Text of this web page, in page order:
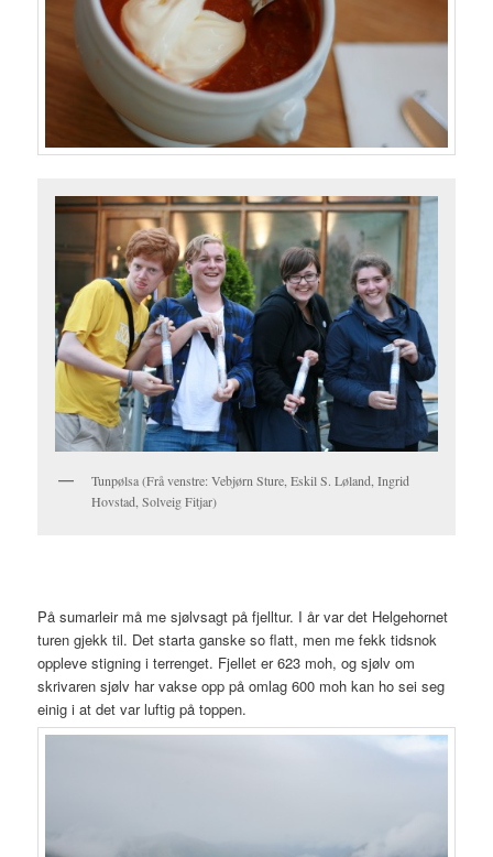
Tunpølsa (Frå venstre: Vebjørn Sture, Eskil S. Løland, Ingrid
Hovstad, Solveig Fitjar)
På sumarleir må me sjølvsagt på fjelltur. I år var det Helgehornet
turen gjekk til. Det starta ganske so flatt, men me fekk tidsnok
oppleve stigning i terrenget. Fjellet er 623 moh, og sjølv om
skrivaren sjølv har vakse opp på omlag 600 moh kan ho sei seg
einig i at det var luftig på toppen.